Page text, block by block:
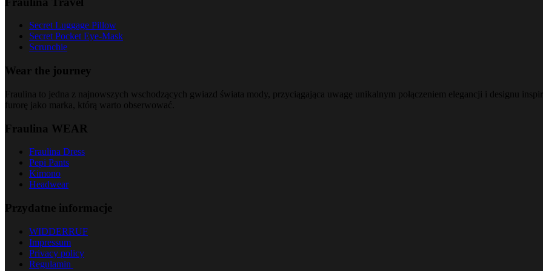
Secret Luggage Pillow
Secret Pocket Eye-Mask
Scrunchie
Wear the journey
Fraulina to jedna z najnowszych wschodzących gwiazd świata mody, przyciągająca uwagę unikalnym połączeniem elegancji i designu
furorę jako marka, którą warto obserwować.
Fraulina WEAR
Fraulina Dress
Pepi Pants
Kimono
Headwear
Przydatne informacje
WIDDERRUF
Impressum
Privacy policy
Regulamin